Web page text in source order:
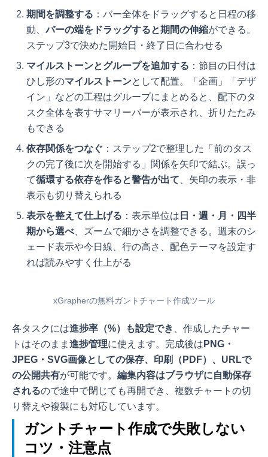
期間を調整する ：バー全体をドラッグすると日程の移
動、バーの端をドラッグすると期間の伸縮ができる。
ステップ3で決めた開始日・終了日に合わせる
マイルストーンとグループを追加する ：節目の日付は
ひし形のマイルストーンとして配置。「企画」「デザ
イン」などの工程はグループにまとめると、配下のタ
スク全体を表すサマリーバーが表示され、折りたたみ
もできる
依存関係をつなぐ ：ステップ2で整理した「前のタス
クの完了後に次を開始する」関係を矢印で結ぶ。誤っ
て循環する依存を作ると警告が出て 、矢印の表示・非
表示も切り替えられる
表示を整えて仕上げる ：表示単位は 日・週・月・四半
期から選べ、ズームで細かさを調整できる。週末のシ
ェード表示や今日線、行の高さ、配色テーマを設定す
れば読みやすく仕上がる
xGrapherの無料ガントチャート作成ツール
各タスクには進捗率（%）も設定でき
、作成したチャー
トはそのまま 進捗管理に使えます。完成後は PNG・
JPEG・SVG画像としての保存、印刷（PDF）、URLで
の公開共有が可能です。 編集内容はブラウザに自動保存
されるので途中で閉じても再開でき、複数チャートの切
り替えや複製にも対応しています。
ガントチャート作成で失敗しない
コツ・注意点